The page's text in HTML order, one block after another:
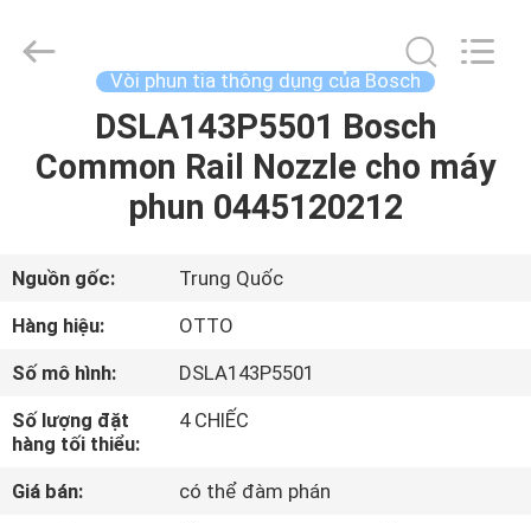
VỀ
CHÚNG
CHUYẾN
OTTO
AUTO
Vòi phun tia thông dụng của Bosch
DSLA143P5501 Bosch
Common Rail Nozzle cho máy
phun 0445120212
Nguồn gốc:
Trung Quốc
Hàng hiệu:
OTTO
Số mô hình:
DSLA143P5501
Số lượng đặt
hàng tối thiểu:
4 CHIẾC
Giá bán:
có thể đàm phán